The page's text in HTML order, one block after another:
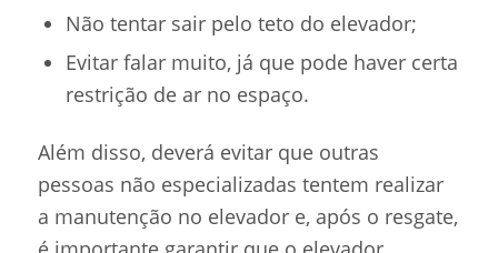
Não tentar sair pelo teto do elevador;
Evitar falar muito, já que pode haver certa
restrição de ar no espaço.
Além disso, deverá evitar que outras
pessoas não especializadas tentem realizar
a manutenção no elevador e, após o resgate,